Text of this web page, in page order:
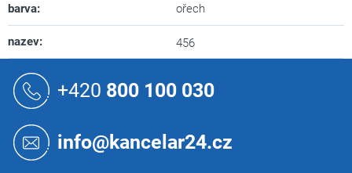
barva: ořech
nazev: 456
+420 800 100 030
info@kancelar24.cz